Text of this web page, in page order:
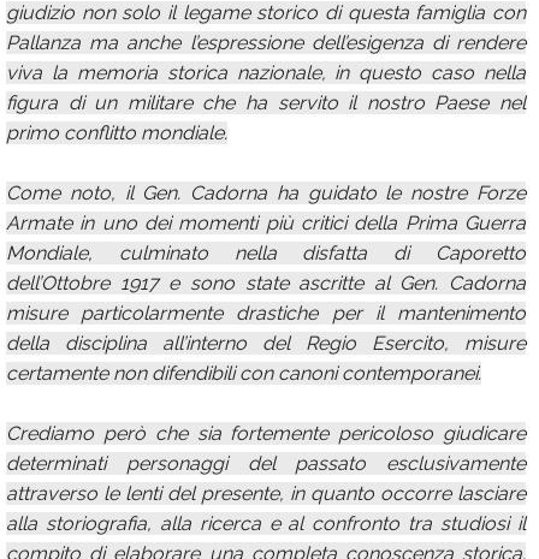
giudizio non solo il legame storico di questa famiglia con
Pallanza ma anche l’espressione dell’esigenza di rendere
viva la memoria storica nazionale, in questo caso nella
figura di un militare che ha servito il nostro Paese nel
primo conflitto mondiale.
Come noto, il Gen. Cadorna ha guidato le nostre Forze
Armate in uno dei momenti più critici della Prima Guerra
Mondiale, culminato nella disfatta di Caporetto
dell’Ottobre 1917 e sono state ascritte al Gen. Cadorna
misure particolarmente drastiche per il mantenimento
della disciplina all’interno del Regio Esercito, misure
certamente non difendibili con canoni contemporanei.
Crediamo però che sia fortemente pericoloso giudicare
determinati personaggi del passato esclusivamente
attraverso le lenti del presente, in quanto occorre lasciare
alla storiografia, alla ricerca e al confronto tra studiosi il
compito di elaborare una completa conoscenza storica.